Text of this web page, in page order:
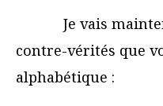
Je vais
contre-vérités que
alphabétique :